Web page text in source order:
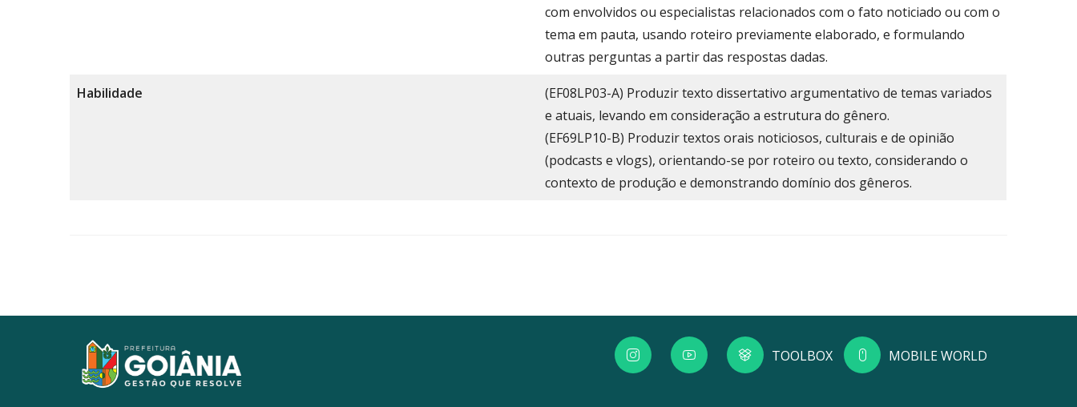
com envolvidos ou especialistas relacionados com o fato noticiado ou com o
tema em pauta, usando roteiro previamente elaborado, e formulando
outras perguntas a partir das respostas dadas.
Habilidade
(EF08LP03-A) Produzir texto dissertativo argumentativo de temas variados
e atuais, levando em consideração a estrutura do gênero.
(EF69LP10-B) Produzir textos orais noticiosos, culturais e de opinião
(podcasts e vlogs), orientando-se por roteiro ou texto, considerando o
contexto de produção e demonstrando domínio dos gêneros.
TOOLBOX MOBILE WORLD